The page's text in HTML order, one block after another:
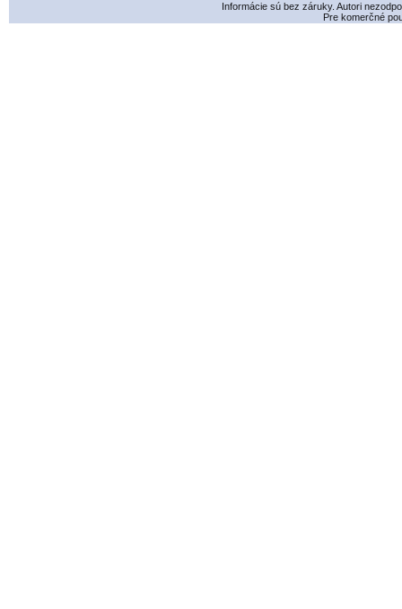
Informácie sú bez záruky. Autori
Pre komerčné